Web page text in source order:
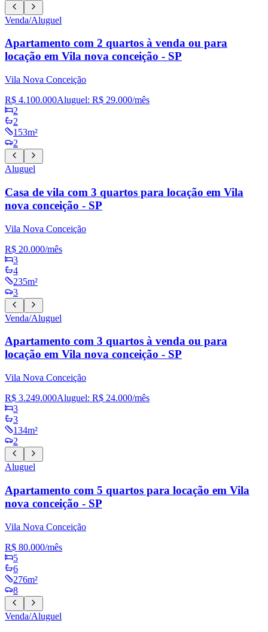
Venda/Aluguel
Apartamento com 2 quartos à venda ou para
locação em Vila nova conceição - SP
Vila Nova Conceição
R$ 4.100.000Aluguel: R$ 29.000/mês
2
2
153m²
2
Aluguel
Casa de vila com 3 quartos para locação em Vila
nova conceição - SP
Vila Nova Conceição
R$ 20.000/mês
3
4
235m²
3
Venda/Aluguel
Apartamento com 3 quartos à venda ou para
locação em Vila nova conceição - SP
Vila Nova Conceição
R$ 3.249.000Aluguel: R$ 24.000/mês
3
3
134m²
2
Aluguel
Apartamento com 5 quartos para locação em Vila
nova conceição - SP
Vila Nova Conceição
R$ 80.000/mês
5
6
276m²
8
Venda/Aluguel